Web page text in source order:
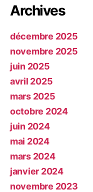
Archives
décembre 2025
novembre 2025
juin 2025
avril 2025
mars 2025
octobre 2024
juin 2024
mai 2024
mars 2024
janvier 2024
novembre 2023